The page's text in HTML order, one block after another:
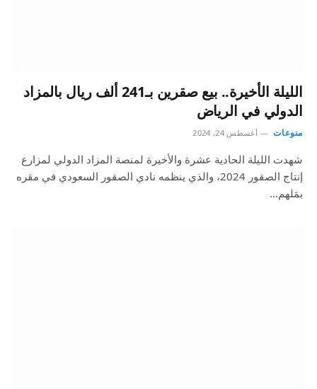
الليلة الأخيرة.. بيع صقرين بـ241 ألف ريال بالمزاد
الدولي في الرياض
منوعات أغسطس 24, 2024
شهدت الليلة الحادية عشرة والأخيرة لمنصة المزاد الدولي لمزارع
إنتاج الصقور 2024، والذي ينظمه نادي الصقور السعودي في مقره
بمَلهم…